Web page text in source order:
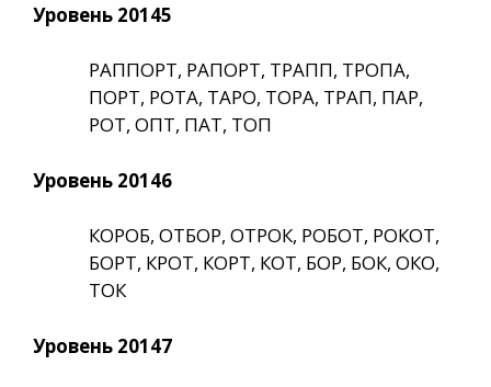
Уровень 20145
РАППОРТ, РАПОРТ, ТРАПП, ТРОПА,
ПОРТ, РОТА, ТАРО, ТОРА, ТРАП, ПАР,
РОТ, ОПТ, ПАТ, ТОП
Уровень 20146
КОРОБ, ОТБОР, ОТРОК, РОБОТ, РОКОТ,
БОРТ, КРОТ, КОРТ, КОТ, БОР, БОК, ОКО,
ТОК
Уровень 20147